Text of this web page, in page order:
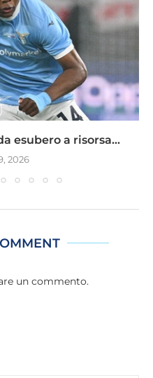
esubero a risorsa...
2026
un commento.